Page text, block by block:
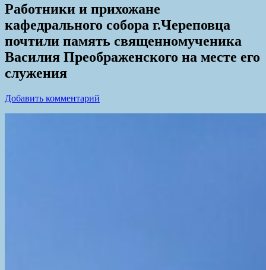
Работники и прихожане
кафедрального собора г.Череповца
почтили память священномученика
Василия Преображенского на месте его
служения
Добавить комментарий